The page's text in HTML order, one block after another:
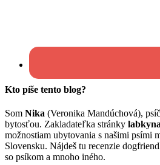
Kto píše tento blog?
Som Nika (Veronika Mandúchová),
bytosťou. Zakladateľka stránky
možnostiam ubytovania s našimi psími
Slovensku. Nájdeš tu recenzie
so psíkom a mnoho iného.